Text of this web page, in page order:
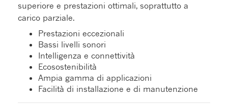
superiore e prestazioni ottimali, soprattutto a
carico parziale.
Prestazioni eccezionali
Bassi livelli sonori
Intelligenza e connettività
Ecosostenibilità
Ampia gamma di applicazioni
Facilità di installazione e di manutenzione